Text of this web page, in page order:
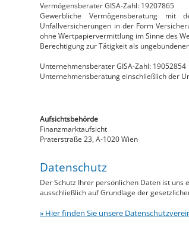
Vermögensberater GISA-Zahl: 19207865
Gewerbliche Vermögensberatung
Unfallversicherungen in der Form
ohne Wertpapiervermittlung im Sinne des
Berechtigung zur Tätigkeit als
Unternehmensberater GISA-Zahl: 19052854
Unternehmensberatung einschließlich der
Aufsichtsbehörde
Finanzmarktaufsicht
Praterstraße 23, A-1020 Wien
Datenschutz
Der Schutz Ihrer persönlichen Daten ist
ausschließlich auf Grundlage der
» Hier finden Sie unsere